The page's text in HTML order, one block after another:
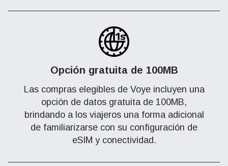
Opción gratuita de 100MB
Las compras elegibles de Voye incluyen una
opción de datos gratuita de 100MB,
brindando a los viajeros una forma adicional
de familiarizarse con su configuración de
eSIM y conectividad.